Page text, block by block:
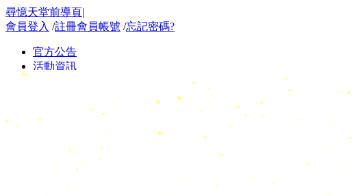
尋憶天堂前導頁|
會員登入 /註冊會員帳號 /忘記密碼?